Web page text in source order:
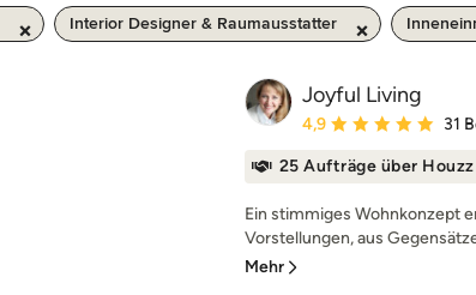
Interior Designer & Raumausstatter
Joyful Living
Durchschnittliche
4,9 31
25 Aufträge über Houzz
Ein stimmiges Wohnkonzept
Vorstellungen, aus
Mehr